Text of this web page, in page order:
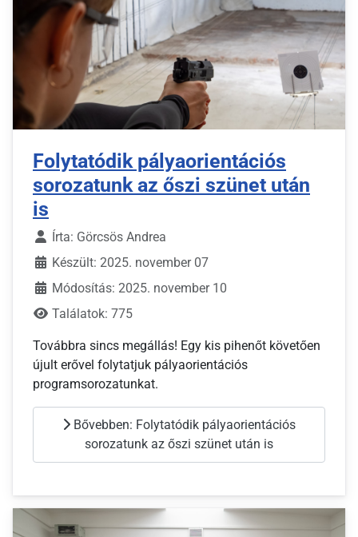
Folytatódik pályaorientációs
sorozatunk az őszi szünet után
is
Írta: Görcsös Andrea
Készült: 2025. november 07
Módosítás: 2025. november 10
Találatok: 775
Továbbra sincs megállás! Egy kis pihenőt követően
újult erővel folytatjuk pályaorientációs
programsorozatunkat.
Bővebben: Folytatódik pályaorientációs
sorozatunk az őszi szünet után is